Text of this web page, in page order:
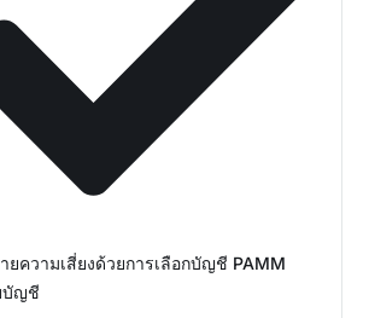
ยความเสี่ยงด้วยการเลือกบัญชี PAMM
บัญชี